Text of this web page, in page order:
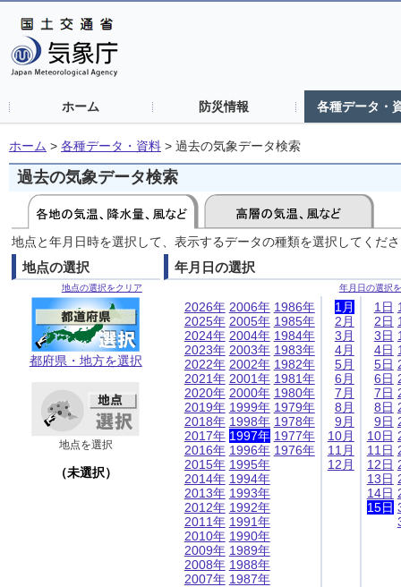
ホーム 防災情報 各種データ・
ホーム > 各種データ・資料 > 過去の気象データ検索
過去の気象データ検索
地点と年月日時を選択して、表示するデータの種類を選択してくだ
地点の選択
地点の選択をクリア
都府県・地方を選択
地点を選択
（未選択）
年月日の選択
年月日の選択
2026年
2025年
2024年
2023年
2022年
2021年
2020年
2019年
2018年
2017年
2016年
2015年
2014年
2013年
2012年
2011年
2010年
2009年
2008年
2007年
2006年
2005年
2004年
2003年
2002年
2001年
2000年
1999年
1998年
1997年
1996年
1995年
1994年
1993年
1992年
1991年
1990年
1989年
1988年
1987年
1986年
1985年
1984年
1983年
1982年
1981年
1980年
1979年
1978年
1977年
1976年
1月
2月
3月
4月
5月
6月
7月
8月
9月
10月
11月
12月
1日
2日
3日
4日
5日
6日
7日
8日
9日
10日
11日
12日
13日
14日
15日